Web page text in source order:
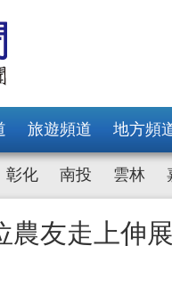
旅遊頻道 地方頻
彰化 南投 雲林
友走上伸